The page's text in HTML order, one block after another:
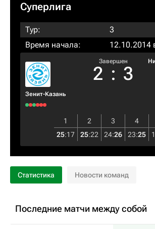
Суперлига
Тур:
3
Время начала:
12.10.2014
Зенит-Казань
Завершен
2 : 3
1 2 3 4
25:17 25:22 24:26 23:25
Статистика Новости команд
Последние матчи между собой